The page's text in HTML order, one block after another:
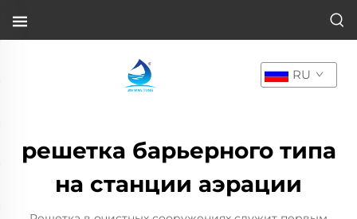
RU
решетка барьерного типа
на станции аэрации